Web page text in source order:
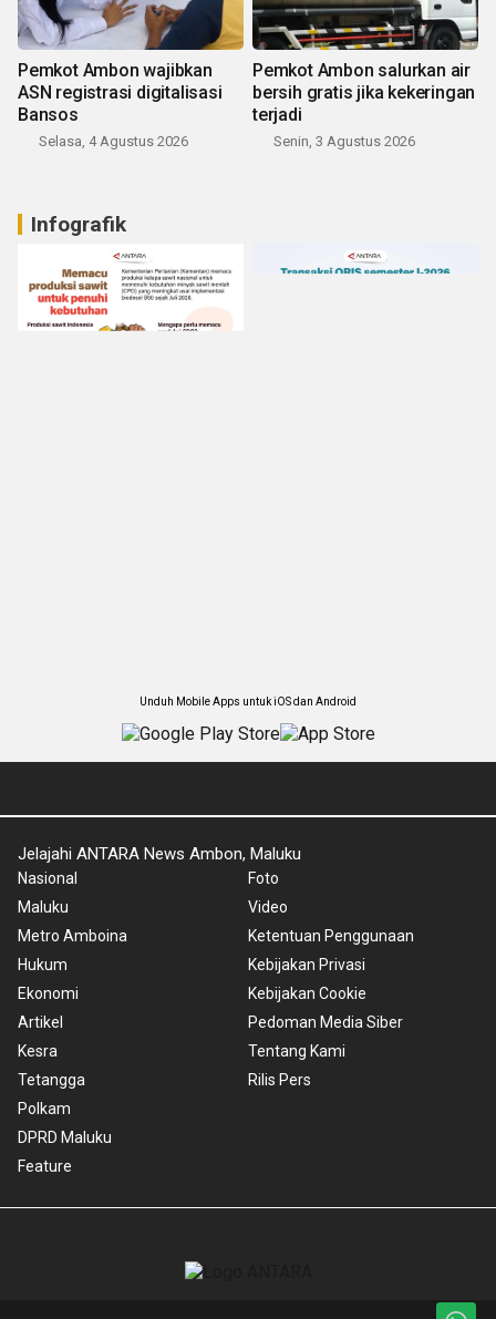
Pemkot Ambon wajibkan
ASN registrasi digitalisasi
Bansos
Selasa, 4 Agustus 2026
Pemkot Ambon salurkan air
bersih gratis jika kekeringan
terjadi
Senin, 3 Agustus 2026
Infografik
Unduh Mobile Apps untuk iOS dan Android
Jelajahi ANTARA News Ambon, Maluku
Nasional
Maluku
Metro Amboina
Hukum
Ekonomi
Artikel
Kesra
Tetangga
Polkam
DPRD Maluku
Feature
Foto
Video
Ketentuan Penggunaan
Kebijakan Privasi
Kebijakan Cookie
Pedoman Media Siber
Tentang Kami
Rilis Pers